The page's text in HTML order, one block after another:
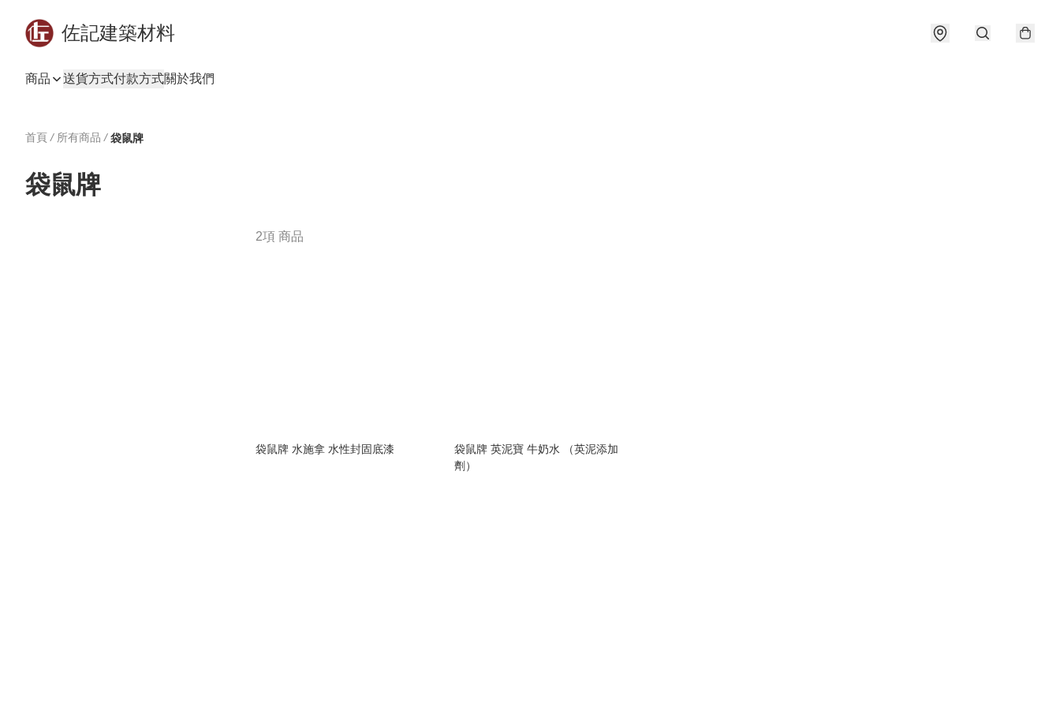
佐記建築材料
商品 送貨方式付款方式關於我們
首頁 / 所有商品 / 袋鼠牌
袋鼠牌
2項 商品
袋鼠牌 水施拿 水性封固底漆
袋鼠牌 英泥寶 牛奶水 （英泥添加
劑）